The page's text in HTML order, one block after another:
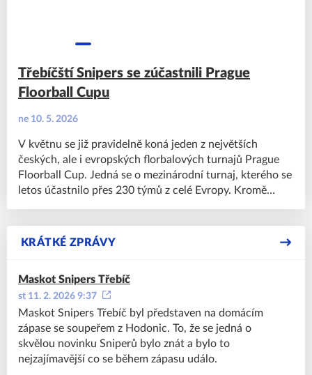
ne 10. 5. 2026
Třebíčští Snipers se zúčastnili Prague
Floorball Cupu
V květnu se již pravidelně koná jeden z největších
českých, ale i evropských florbalových turnajů Prague
Floorball Cup. Jedná se o mezinárodní turnaj, kterého se
letos účastnilo přes 230 týmů z celé Evropy. Kromě
velmoci Švédska a Finska. Třebíčští Snipers se na něj
vydalo přes šedesát členů klubu Snipers Třebíč.
KRÁTKÉ ZPRÁVY
st 11. 2. 2026 9:37
Maskot Snipers Třebíč
Maskot Snipers Třebíč byl představen na domácím
zápase se soupeřem z Hodonic. To, že se jedná o
skvělou novinku Sniperů bylo znát a bylo to
nejzajímavější co se během zápasu událo.